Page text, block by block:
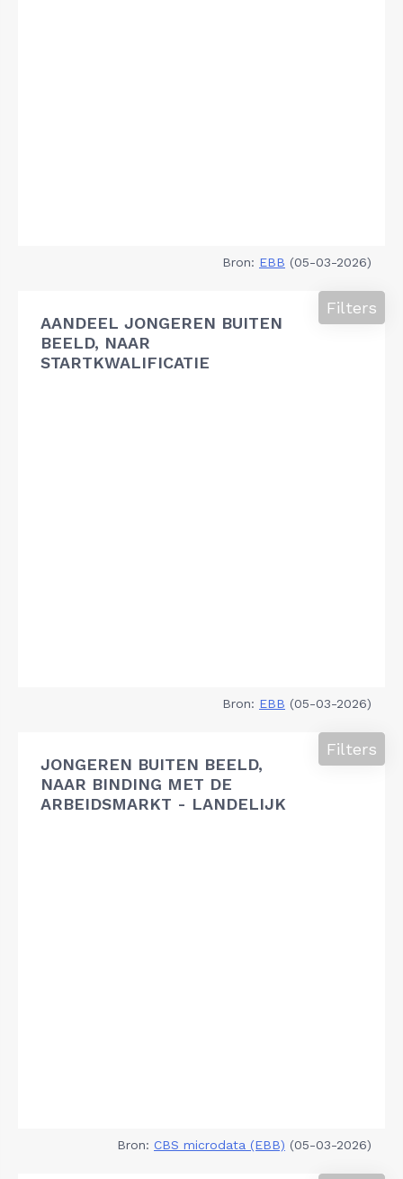
Bron: EBB (05-03-2026)
AANDEEL JONGEREN BUITEN
BEELD, NAAR
STARTKWALIFICATIE
Filters
Bron: EBB (05-03-2026)
JONGEREN BUITEN BEELD,
NAAR BINDING MET DE
ARBEIDSMARKT - LANDELIJK
Filters
Bron: CBS microdata (EBB) (05-03-2026)